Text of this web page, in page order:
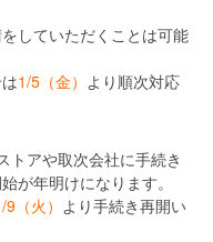
していただくことは可能
1/5（金） より順次対応
トアや取次会社に手続き
が年明けになります。
9（火） より手続き再開い